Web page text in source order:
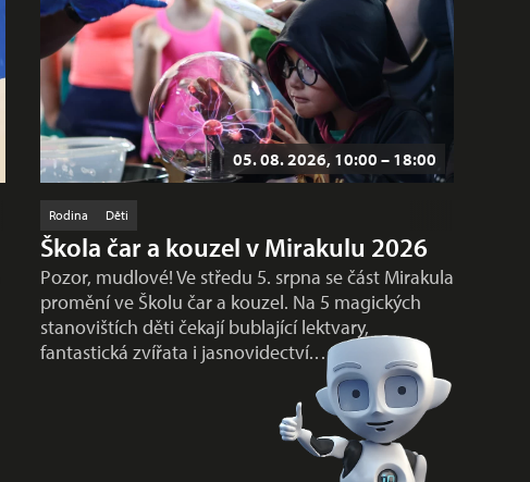
05. 08. 2026, 10:00 – 18:00
Rodina Děti
Škola čar a kouzel v Mirakulu 2026
Pozor, mudlové! Ve středu 5. srpna se část Mirakula
promění ve Školu čar a kouzel. Na 5 magických
stanovištích děti čekají bublající lektvary,
fantastická zvířata i jasnovidectví.…